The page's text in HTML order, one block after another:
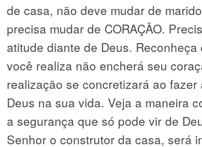
de casa, não deve mudar de
precisa mudar de CORAÇÃO.
atitude diante de Deus. Reconheça
você realiza não encherá seu
realização se concretizará ao fazer
Deus na sua vida. Veja a maneira
a segurança que só pode vir de
Senhor o construtor da casa, será